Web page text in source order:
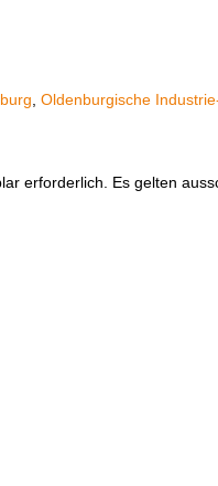
Oldenburgische
erforderlich. Es gelten